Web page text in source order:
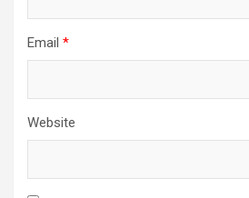
Email *
Website